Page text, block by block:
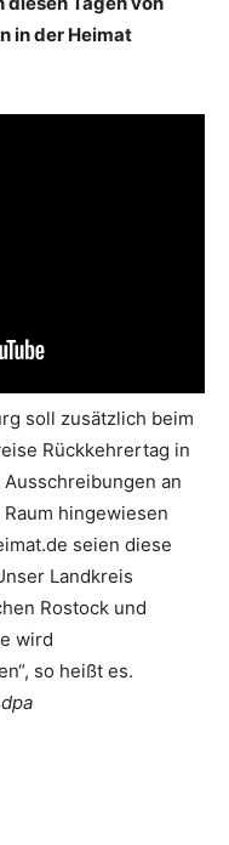
in der Heimat
soll zusätzlich beim
Rückkehrertag in
an
hingewiesen
seien diese
Landkreis
Rostock und
wird
so heißt es.